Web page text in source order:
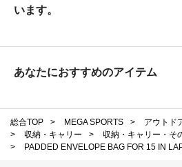
います。
あなたにおすすめのアイテム
総合TOP > MEGA SPORTS > アウトド
>
収納・キャリー >
収納・キャリー・そ
>
PADDED ENVELOPE BAG FOR 15 IN